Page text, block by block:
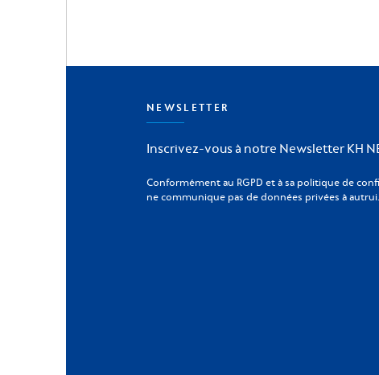
NEWSLETTER
Inscrivez-vous à notre Newsletter KH
Conformément au RGPD et à sa politique de
ne communique pas de données privées à autrui.